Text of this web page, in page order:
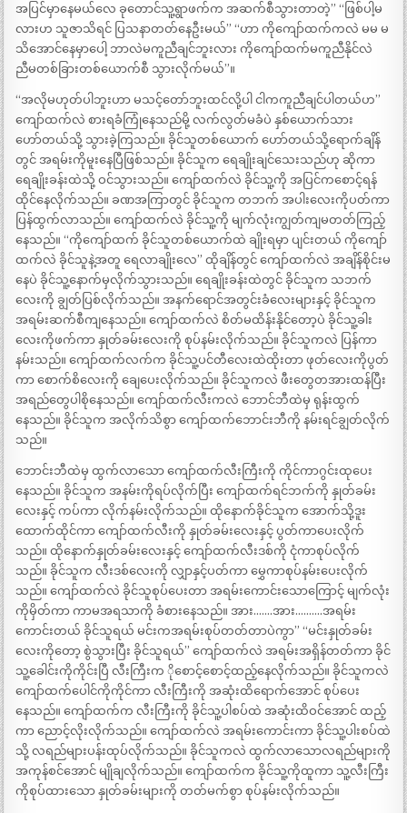
အပြင်မှာနေမယ်လေ ခုတောင်သူ့ရွာဖက်က အဆက်စီသွားတာတဲ့” “ဖြစ်ပါ့မ
လားဟ သူဇာသိရင် ပြသနာတတ်နေဦးမယ်” “ဟာ ကိုကျော်ထက်ကလဲ မမ မ
သိအောင်နေမှာပေါ့ ဘာလဲမကူညီချင်ဘူးလား ကိုကျော်ထက်မကူညီနိုင်လဲ
ညီမတစ်ခြားတစ်ယောက်စီ သွားလိုက်မယ်”။
“အလိုမဟုတ်ပါဘူးဟာ မသင့်တော်ဘူးထင်လို့ပါ ငါကကူညီချင်ပါတယ်ဟ”
ကျော်ထက်လဲ စားရခံကြုံနေသည်မို့ လက်လွတ်မခံပဲ နှစ်ယောက်သား
ဟော်တယ်သို့ သွားခဲ့ကြသည်။ ခိုင်သူတစ်ယောက် ဟော်တယ်သို့ရောက်ချိန်
တွင် အရမ်းကိုမူးနေပြီဖြစ်သည်။ ခိုင်သူက ရေချိုးချင်သေးသည်ဟု ဆိုကာ
ရေချိုးခန်းထဲသို့ ဝင်သွားသည်။ ကျော်ထက်လဲ ခိုင်သူ့ကို အပြင်ကစောင့်ရန်
ထိုင်နေလိုက်သည်။ ခဏအကြာတွင် ခိုင်သူက တဘက် အပါးလေးကိုပတ်ကာ
ပြန်ထွက်လာသည်။ ကျော်ထက်လဲ ခိုင်သူ့ကို မျက်လုံးကျွတ်ကျမတတ်ကြည့်
နေသည်။ “ကိုကျော်ထက် ခိုင်သူတစ်ယောက်ထဲ ချိုးရမှာ ပျင်းတယ် ကိုကျော်
ထက်လဲ ခိုင်သူနဲ့အတူ ရေလာချိုးလေ” ထိုချိန်တွင် ကျော်ထက်လဲ အချိန်စိုင်းမ
နေပဲ ခိုင်သူ့နောက်မှလိုက်သွားသည်။ ရေချိုးခန်းထဲတွင် ခိုင်သူက သဘက်
လေးကို ချွတ်ပြစ်လိုက်သည်။ အနက်ရောင်အတွင်းခံလေးများနှင့် ခိုင်သူက
အရမ်းဆက်စီကျနေသည်။ ကျော်ထက်လဲ စိတ်မထိန်းနိုင်တော့ပဲ ခိုင်သူ့ခါး
လေးကိုဖက်ကာ နှုတ်ခမ်းလေးကို စုပ်နမ်းလိုက်သည်။ ခိုင်သူကလဲ ပြန်ကာ
နမ်းသည်။ ကျော်ထက်လက်က ခိုင်သူ့ပင်တီလေးထဲထိုးတာ ဖုတ်လေးကိုပွတ်
ကာ စောက်စိလေးကို ချေပေးလိုက်သည်။ ခိုင်သူကလဲ ဖီးတွေတအားထန်ပြီး
အရည်တွေပါစိုနေသည်။ ကျော်ထက်လီးကလဲ ဘောင်ဘီထဲမှ ရုန်းထွက်
နေသည်။ ခိုင်သူက အလိုက်သိစွာ ကျော်ထက်ဘောင်းဘီကို နမ်းရင်ချွတ်လိုက်
သည်။
ဘောင်းဘီထဲမှ ထွက်လာသော ကျော်ထက်လီးကြီးကို ကိုင်ကာဂွင်းထုပေး
နေသည်။ ခိုင်သူက အနမ်းကိုရပ်လိုက်ပြီး ကျော်ထက်ရင်ဘက်ကို နှုတ်ခမ်း
လေးနှင့် ကပ်ကာ လိုက်နမ်းလိုက်သည်။ ထိုနောက်ခိုင်သူက အောက်သို့ဒူး
ထောက်ထိုင်ကာ ကျော်ထက်လီးကို နှုတ်ခမ်းလေးနှင့် ပွတ်ကာပေးလိုက်
သည်။ ထိုနောက်နှုတ်ခမ်းလေးနှင့် ကျော်ထက်လီးဒစ်ကို ငုံကာစုပ်လိုက်
သည်။ ခိုင်သူက လီးဒစ်လေးကို လျှာနှင့်ပတ်ကာ မွှေကာစုပ်နမ်းပေးလိုက်
သည်။ ကျော်ထက်လဲ ခိုင်သူစုပ်ပေးတာ အရမ်းကောင်းသောကြောင့် မျက်လုံး
ကိုမှိတ်ကာ ကာမအရသာကို ခံစားနေသည်။ အား…….အား……….အရမ်း
ကောင်းတယ် ခိုင်သူရယ် မင်းကအရမ်းစုပ်တတ်တာပဲကွာ” “မင်းနှုတ်ခမ်း
လေးကိုတော့ စွဲသွားပြီး ခိုင်သူရယ်” ကျော်ထက်လဲ အရမ်းအရှိန်တတ်ကာ ခိုင်
သူ့ခေါင်းကိုကိုင်းပြီ လီးကြီးက ိုစောင့်စောင့်ထည့်နေလိုက်သည်။ ခိုင်သူကလဲ
ကျော်ထက်ပေါင်ကိုကိုင်ကာ လီးကြီးကို အဆုံးထိရောက်အောင် စုပ်ပေး
နေသည်။ ကျော်ထက်က လီးကြီးကို ခိုင်သူ့ပါစပ်ထဲ အဆုံးထိဝင်အောင် ထည့်
ကာ ညောင့်လိုးလိုက်သည်။ ကျော်ထက်လဲ အရမ်းကောင်းကာ ခိုင်သူ့ပါးစပ်ထဲ
သို့ လရည်များပန်းထုပ်လိုက်သည်။ ခိုင်သူကလဲ ထွက်လာသောလရည်များကို
အကုန်စင်အောင် မျိုချလိုက်သည်။ ကျော်ထက်က ခိုင်သူ့ကိုထူကာ သူ့လီးကြီး
ကိုစုပ်ထားသော နှုတ်ခမ်းများကို တတ်မက်စွာ စုပ်နမ်းလိုက်သည်။